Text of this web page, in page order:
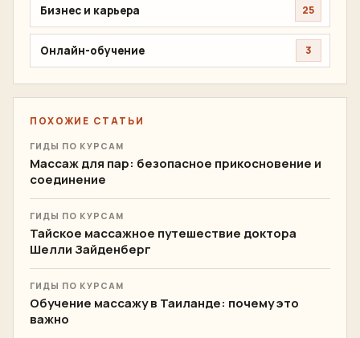
Бизнес и карьера 25
Онлайн-обучение 3
ПОХОЖИЕ СТАТЬИ
ГИДЫ ПО КУРСАМ
Массаж для пар: безопасное прикосновение и
соединение
ГИДЫ ПО КУРСАМ
Тайское массажное путешествие доктора
Шелли Зайденберг
ГИДЫ ПО КУРСАМ
Обучение массажу в Таиланде: почему это
важно